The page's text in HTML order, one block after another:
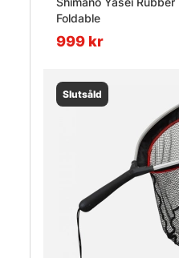
Foldable
999 kr
Slutsåld